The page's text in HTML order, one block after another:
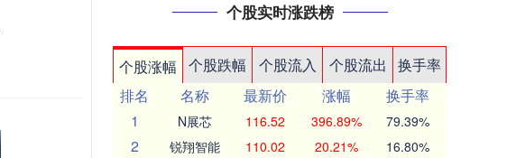
个股实时涨跌榜
个股涨幅 个股跌幅 个股流入 个股流出
换手率
排名
名称 最新价 涨幅
换手率
1
N展芯 116.52 396.89% 79.39%
2 锐翔智能 110.02 20.21% 16.80%